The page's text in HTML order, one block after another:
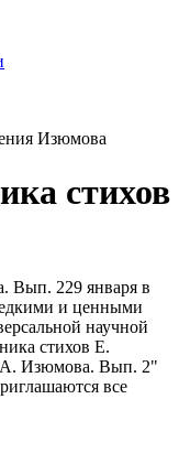
Изюмова
стихов
29 января в
и ценными
научной
стихов Е.
А. Изюмова. Вып. 2"
все